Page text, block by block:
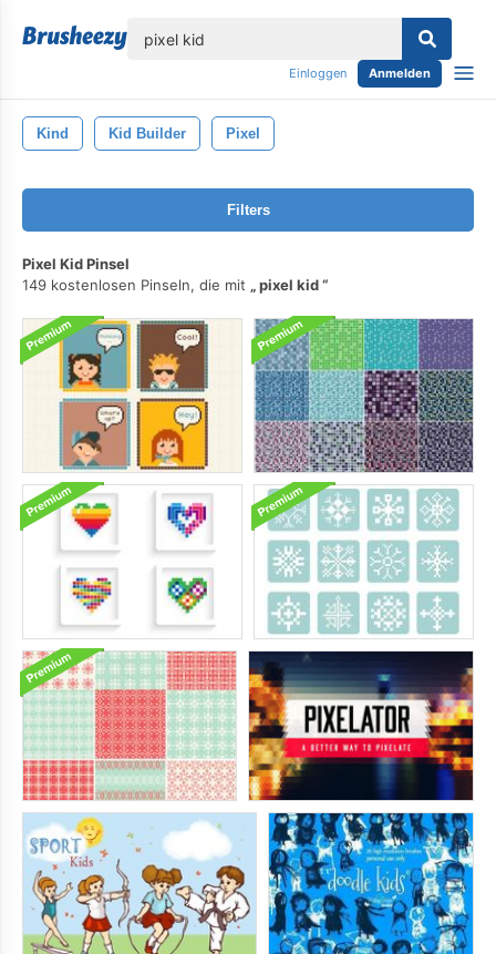
Einloggen Anmelden
Kind Kid Builder Pixel
Filters
Pixel Kid Pinsel
149 kostenlosen Pinseln, die mit
pixel kid